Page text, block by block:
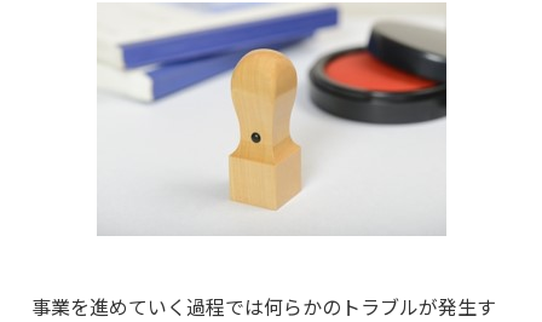
事業を進めていく過程では何らかのトラブルが発生す